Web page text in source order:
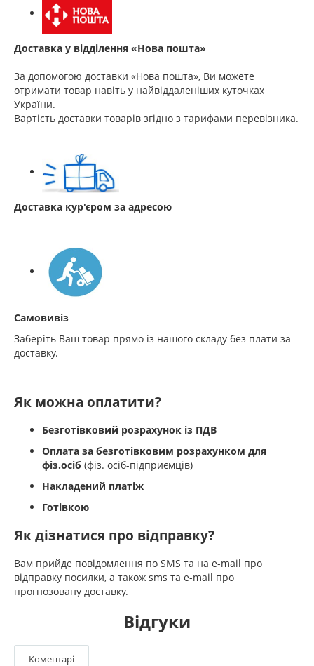
Доставка у відділення «Нова пошта»
За допомогою доставки «Нова пошта», Ви можете
отримати товар навіть у найвіддаленіших куточках
України.
Вартість доставки товарів згідно з тарифами перевізника.
Доставка кур'єром за адресою
Самовивіз
Заберіть Ваш товар прямо із нашого складу без плати за
доставку.
Як можна оплатити?
Безготівковий розрахунок із ПДВ
Оплата за безготівковим розрахунком для
фіз.осіб (фіз. осіб-підприємців)
Накладений платіж
Готівкою
Як дізнатися про відправку?
Вам прийде повідомлення по SMS та на e-mail про
відправку посилки, а також sms та e-mail про
прогнозовану доставку.
Відгуки
Коментарі